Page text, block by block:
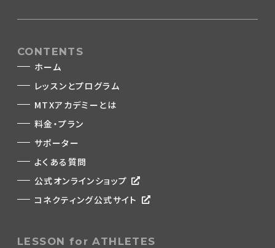
CONTENTS
ホーム
レッスンとプログラム
MTXアカデミーとは
料金・プラン
サポーター
よくある質問
公式オンラインショップ
コネクティング公式サイト
LESSON for ATHLETES